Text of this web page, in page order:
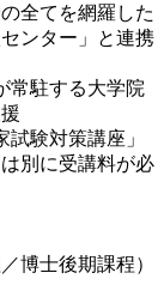
全てを網羅した
ンター」と連携
常駐する大学院
試験対策講座」
別に受講料が必
博士後期課程）